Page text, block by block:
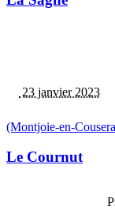
23 janvier 2023
(Montjoie-en-
Le Cournut